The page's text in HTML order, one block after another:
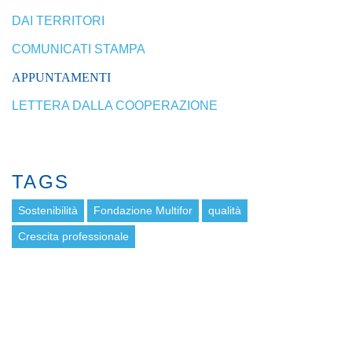
DAI TERRITORI
COMUNICATI STAMPA
APPUNTAMENTI
LETTERA DALLA COOPERAZIONE
TAGS
Sostenibilità Fondazione Multifor qualità
Crescita professionale